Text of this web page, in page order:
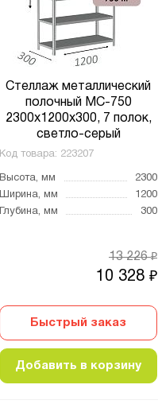
Стеллаж металлический
полочный МС-750
2300х1200х300, 7 полок,
светло-серый
Код товара: 223207
Высота, мм
2300
Ширина, мм
1200
Глубина, мм
300
10 328 ₽
13 226₽
Быстрый заказ
Добавить в корзину